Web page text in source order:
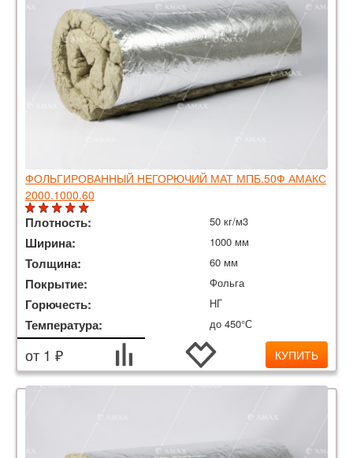
ФОЛЬГИРОВАННЫЙ НЕГОРЮЧИЙ МАТ МПБ.50Ф АМАКС
2000.1000.60
Плотность: 50 кг/м3
Ширина: 1000 мм
Толщина: 60 мм
Покрытие: Фольга
Горючесть: НГ
Температура: до 450°С
от 1 ₽ КУПИТЬ